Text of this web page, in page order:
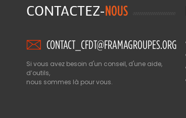
CONTACTEZ-NOUS
CONTACT_CFDT@FRAMAGROUPES.ORG
Si vous avez besoin d'un conseil, d'une aide,
d’outils,
nous sommes là pour vous.